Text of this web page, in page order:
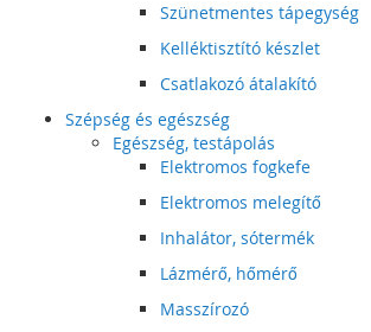
Szünetmentes tápegység
Kelléktisztító készlet
Csatlakozó átalakító
Szépség és egészség
Egészség, testápolás
Elektromos fogkefe
Elektromos melegítő
Inhalátor, sótermék
Lázmérő, hőmérő
Masszírozó